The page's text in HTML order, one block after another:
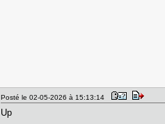
Posté le 02-05-2026 à 15:13:14
Up